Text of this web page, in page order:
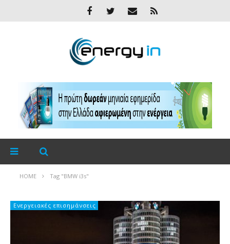
HOME Tag "BMW i3s"
Ενεργειακές επισημάνσεις